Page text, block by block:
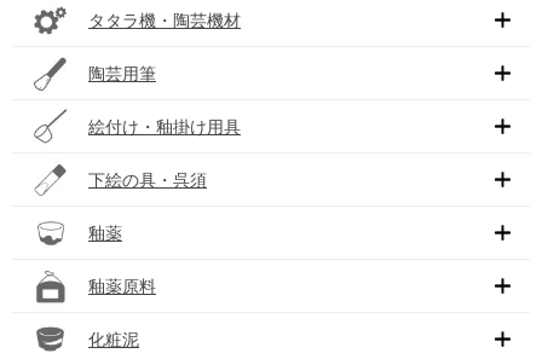
タタラ機・陶芸機材
陶芸用筆
絵付け・釉掛け用具
下絵の具・呉須
釉薬
釉薬原料
化粧泥